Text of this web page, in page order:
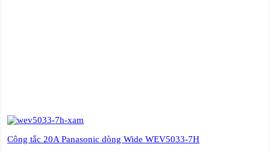
Công tắc 20A Panasonic dòng Wide WEV5033-7H